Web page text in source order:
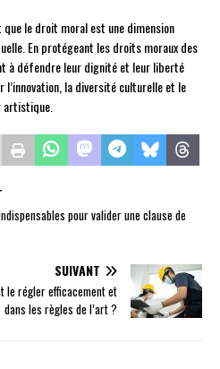
le droit moral est une dimension
En protégeant les droits moraux des
à défendre leur dignité et leur liberté
la diversité culturelle et le
artistique.
pour valider une clause de
SUIVANT
le régler efficacement et
dans les règles de l’art ?